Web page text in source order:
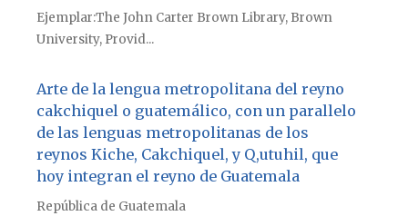
Ejemplar The John Carter Brown Library, Brown
University, Provid...
Arte de la lengua metropolitana del reyno
cakchiquel o guatemálico, con un parallelo
de las lenguas metropolitanas de los
reynos Kiche, Cakchiquel, y Q,utuhil, que
hoy integran el reyno de Guatemala
República de Guatemala